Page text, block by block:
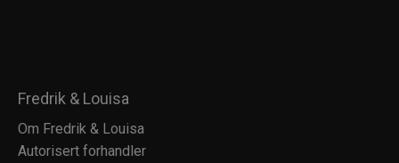
Fredrik & Louisa
Om Fredrik & Louisa
Autorisert forhandler